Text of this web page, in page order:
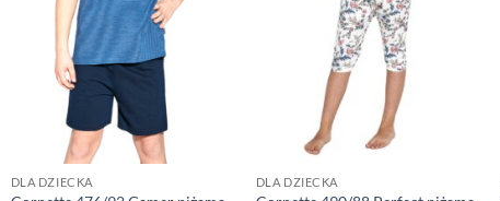
DLA DZIECKA DLA DZIECKA